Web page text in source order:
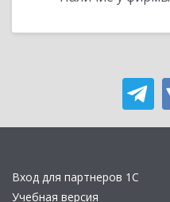
Вход для партнеров 1С
Учебная версия